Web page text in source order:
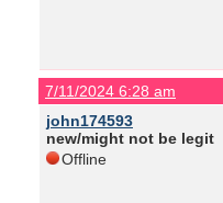
7/11/2024 6:28 am
john174593
new/might not be legit
Offline